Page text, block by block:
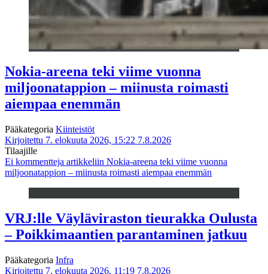
Nokia-areena teki viime vuonna
miljoonatappion – miinusta roimasti
aiempaa enemmän
Pääkategoria Kiinteistöt
Kirjoitettu 7. elokuuta 2026, 15:22 7.8.2026
Tilaajille
Ei kommentteja artikkeliin Nokia-areena teki viime vuonna
miljoonatappion – miinusta roimasti aiempaa enemmän
VRJ:lle Väyläviraston tieurakka Oulusta
– Poikkimaantien parantaminen jatkuu
Pääkategoria Infra
Kirjoitettu 7. elokuuta 2026, 11:19 7.8.2026